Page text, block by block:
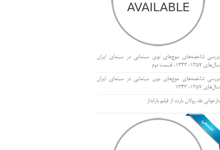
بررسی شاخصه‌های موج‌های نوی سینمایی در سینمای ایران
سال‌های 1357-1343، قسمت دوم
بررسی شاخصه‌های موج‌های نوی سینمایی در سینمای ایران
سال‌های 1357-1343
بازخوانی نقد رولان بارت از فیلم بارانداز